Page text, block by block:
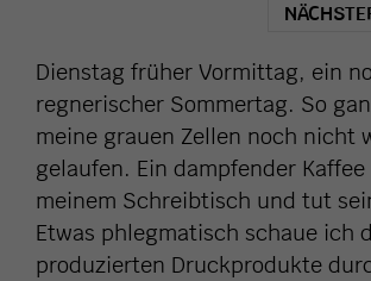
Dienstag früher Vormittag, ein
regnerischer Sommertag. So
meine grauen Zellen noch nicht
gelaufen. Ein dampfender
meinem Schreibtisch und tut
Etwas phlegmatisch schaue ich
produzierten Druckprodukte